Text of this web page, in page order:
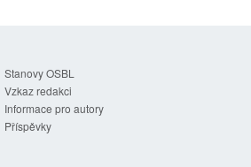
Stanovy OSBL
Vzkaz redakci
Informace pro autory
Příspěvky